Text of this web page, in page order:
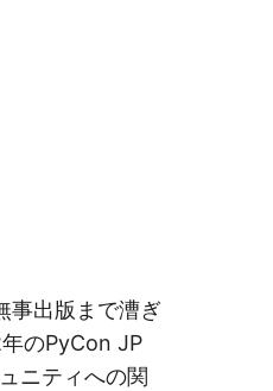
事出版まで漕ぎ
のPyCon JP
ニティへの関